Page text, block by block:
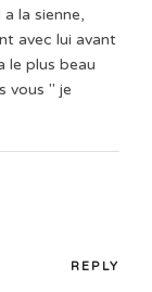
la sienne,
avec lui avant
le plus beau
vous " je
REPLY